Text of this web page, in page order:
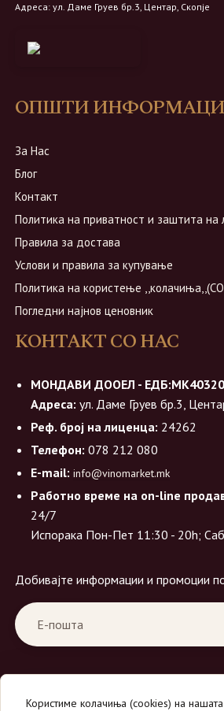
Адреса: ул. Даме Груев бр.3, Центар, Скопје
ОПШТИ
За Нас
Блог
Контакт
Политика на приватност и заштита на
Правила за достава
Услови и правила за купување
Политика на користење
Погледни најнов ценовник
КОНТАКТ СО НАС
МОНДАВИ ДООЕЛ -
Адреса: ул. Даме Груев бр.3,
Реф. број на лиценца: 24262
Телефон: 078 212 080
E-mail: info@vinomarket.mk
Работно време на on-line
24/7
Испорака Пон-Пет 11:30 - 20h;
Добивајте информации и промоции
Користиме колачиња (cookies) на